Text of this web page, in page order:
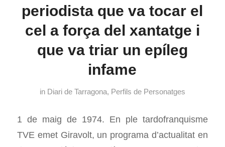
periodista que va tocar el
cel a força del xantatge i
que va triar un epíleg
infame
in Diari de Tarragona, Perfils de Personatges
1 de maig de 1974. En ple tardofranquisme
TVE emet Giravolt, un programa d’actualitat en